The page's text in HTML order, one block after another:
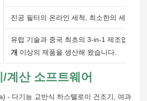
진공 필터의 온라인 세척, 최소한의 세척액
유럽 ​​기술과 중국 최초의 3-in-1 제조업체로
개 이상의 제품을 생산해 왔습니다.
/계산 소프트웨어